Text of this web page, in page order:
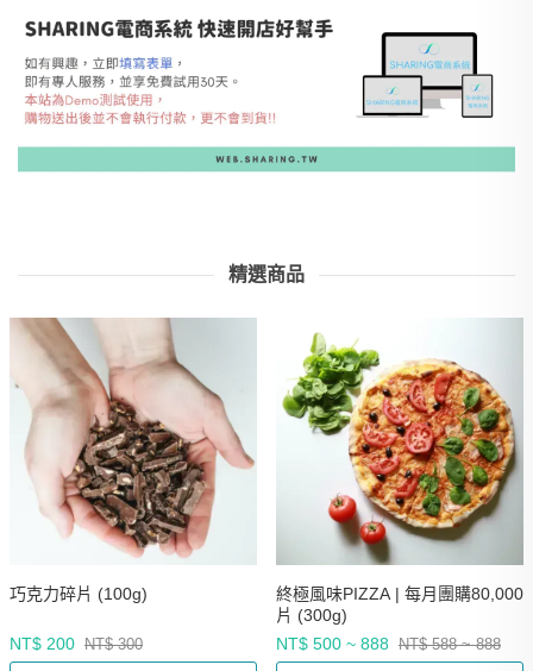
精選商品
巧克力碎片 (100g)
NT$ 200 NT$ 300
終極風味PIZZA | 每月團購80,000
片 (300g)
NT$ 500 ~ 888
NT$ 588 ~ 888